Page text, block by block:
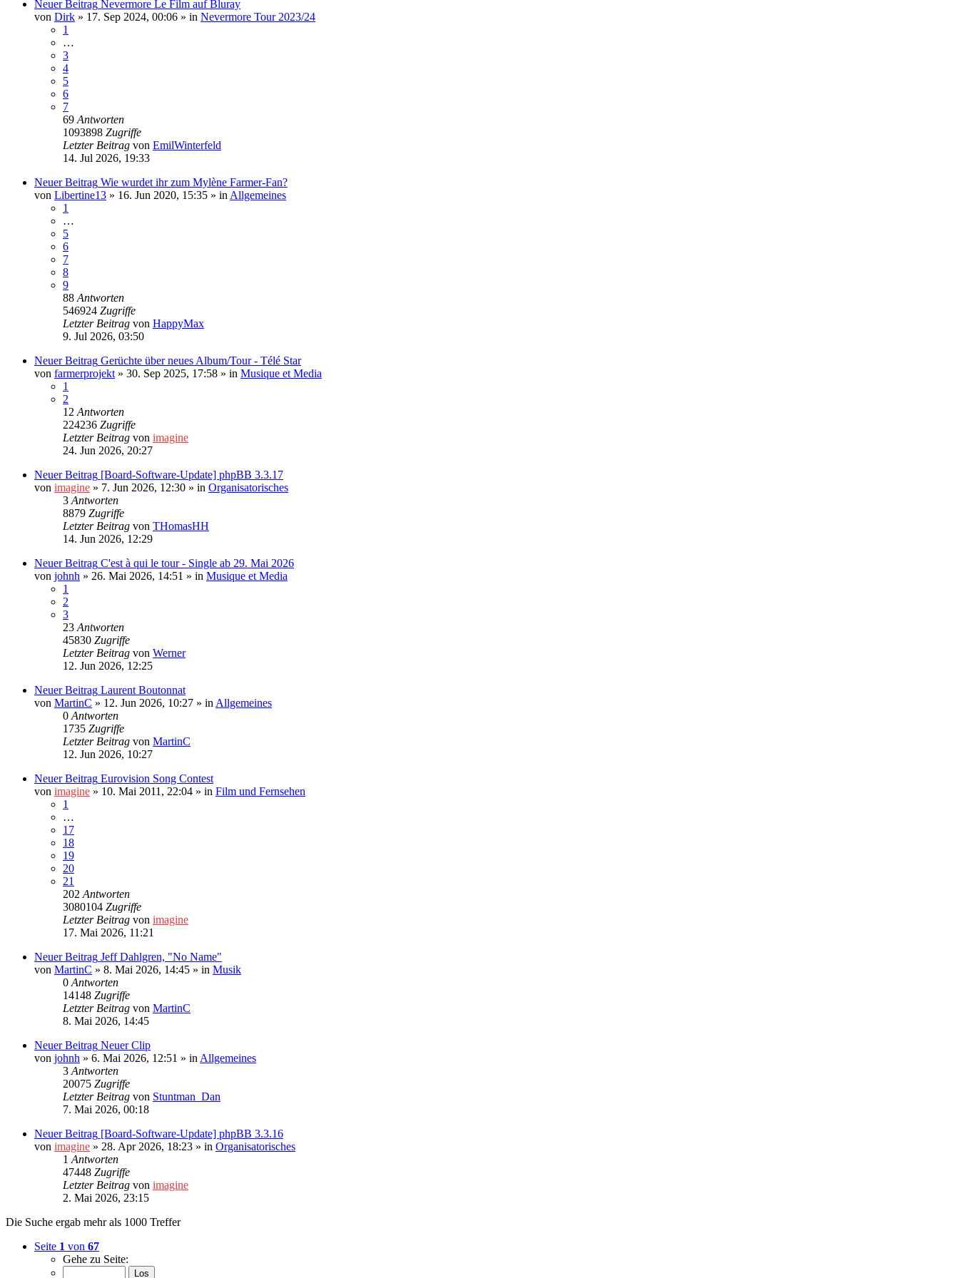
Neuer Beitrag Nevermore Le Film auf Bluray
von Dirk » 17. Sep 2024, 00:06 » in Nevermore Tour 2023/24
1
…
3
4
5
6
7
69 Antworten
1093898 Zugriffe
Letzter Beitrag von EmilWinterfeld
14. Jul 2026, 19:33
Neuer Beitrag Wie wurdet ihr zum Mylène Farmer-Fan?
von Libertine13 » 16. Jun 2020, 15:35 » in Allgemeines
1
…
5
6
7
8
9
88 Antworten
546924 Zugriffe
Letzter Beitrag von HappyMax
9. Jul 2026, 03:50
Neuer Beitrag Gerüchte über neues Album/Tour - Télé Star
von farmerprojekt » 30. Sep 2025, 17:58 » in Musique et Media
1
2
12 Antworten
224236 Zugriffe
Letzter Beitrag von imagine
24. Jun 2026, 20:27
Neuer Beitrag [Board-Software-Update] phpBB 3.3.17
von imagine » 7. Jun 2026, 12:30 » in Organisatorisches
3 Antworten
8879 Zugriffe
Letzter Beitrag von THomasHH
14. Jun 2026, 12:29
Neuer Beitrag C'est à qui le tour - Single ab 29. Mai 2026
von johnh » 26. Mai 2026, 14:51 » in Musique et Media
1
2
3
23 Antworten
45830 Zugriffe
Letzter Beitrag von Werner
12. Jun 2026, 12:25
Neuer Beitrag Laurent Boutonnat
von MartinC » 12. Jun 2026, 10:27 » in Allgemeines
0 Antworten
1735 Zugriffe
Letzter Beitrag von MartinC
12. Jun 2026, 10:27
Neuer Beitrag Eurovision Song Contest
von imagine » 10. Mai 2011, 22:04 » in Film und Fernsehen
1
…
17
18
19
20
21
202 Antworten
3080104 Zugriffe
Letzter Beitrag von imagine
17. Mai 2026, 11:21
Neuer Beitrag Jeff Dahlgren, "No Name"
von MartinC » 8. Mai 2026, 14:45 » in Musik
0 Antworten
14148 Zugriffe
Letzter Beitrag von MartinC
8. Mai 2026, 14:45
Neuer Beitrag Neuer Clip
von johnh » 6. Mai 2026, 12:51 » in Allgemeines
3 Antworten
20075 Zugriffe
Letzter Beitrag von Stuntman_Dan
7. Mai 2026, 00:18
Neuer Beitrag [Board-Software-Update] phpBB 3.3.16
von imagine » 28. Apr 2026, 18:23 » in Organisatorisches
1 Antworten
47448 Zugriffe
Letzter Beitrag von imagine
2. Mai 2026, 23:15
Die Suche ergab mehr als 1000 Treffer
Seite 1 von 67
Gehe zu Seite: